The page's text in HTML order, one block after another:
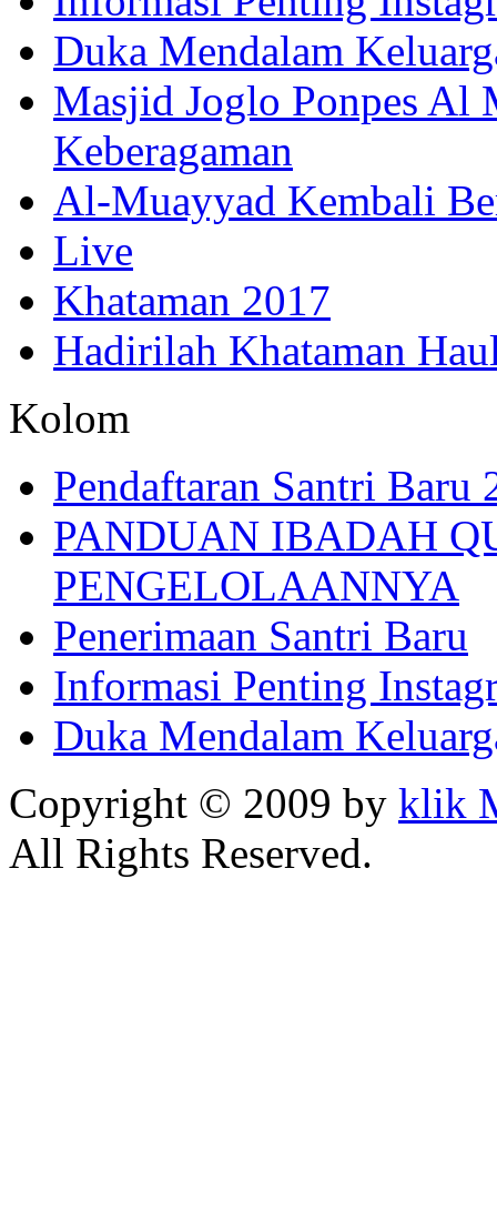
Duka Mendalam
Masjid Joglo Ponpes Al
Keberagaman
Al-Muayyad Kembali
Live
Khataman 2017
Hadirilah Khataman
Kolom
Pendaftaran Santri Baru
PANDUAN IBADAH
PENGELOLAANNYA
Penerimaan Santri Baru
Informasi Penting
Duka Mendalam
Copyright © 2009 by klik
All Rights Reserved.